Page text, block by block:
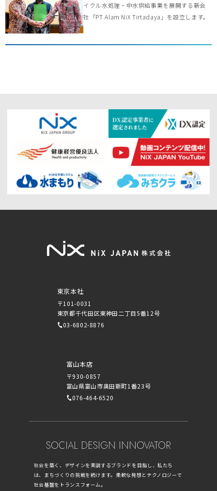
イクル水処理・中水供給事業を展開する新会
社「PT Alam NiX Tirtadaya」を設立します。
東京本社
〒101-0031
東京都千代田区東神田二丁目5番12号
03-6802-8876
富山本店
〒930-0857
富山県富山市奥田新町1番23号
076-464-6520
SOCIAL DESIGN INNOVATOR
社会を築く、デザインを実装するブランドを目指し、私たち
は、まちづくりの挑戦を続けます。柔軟な発想とテクノロジーで
社会基盤をトランスフォーム。